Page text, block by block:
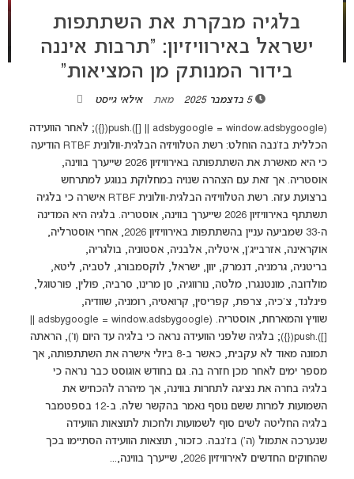
בלגיה מבקרת את השתתפות
ישראל באירוויזיון: “תרבות איננה
בידור המנותק מן המציאות”
5 בדצמבר 2025 מאת אילאי גייסט
(adsbygoogle = window.adsbygoogle || []).push({}); לאחר הוועידה
הכללית בז'נבה הוחלט: רשת הטלוויזיה הבלגית-וולונית RTBF הודיעה
כי היא מאשרת את השתתפותה באירוויזיון 2026 שייערך בווינה,
אוסטריה. אך זאת עם הצהרה שנויה במחלוקת בנוגע למתרחש
ברצועת עזה. רשת הטלוויזיה הבלגית-וולונית RTBF אישרה כי בלגיה
תשתתף באירוויזיון 2026 שייערך בווינה, אוסטריה. בלגיה היא המדינה
ה-33 שמביעה עניין בהשתתפות באירוויזיון 2026, אחרי אוסטרליה,
אוקראינה, אזרבייג'ן, איטליה, אלבניה, אסטוניה, בולגריה,
בריטניה, גרמניה, דנמרק, יוון, ישראל, לוקסמבורג, לטביה, ליטא,
מולדובה, מונטנגרו, מלטה, נורווגיה, סן מרינו, סרביה, פולין, פורטוגל,
פינלנד, צ'כיה, צרפת, קפריסין, קרואטיה, רומניה, שוודיה,
שוויץ והמארחת, אוסטריה. (adsbygoogle = window.adsbygoogle ||
[]).push({}); בלגיה שלפני הוועידה נראה כי בלגיה עד היום (ו'), הראתה
תמונה מאוד לא עקבית, כאשר ב-8 ביולי אישרה את השתתפותה, אך
מספר ימים לאחר מכן חזרה בה. גם בחודש אוגוסט כבר נראה כי
בלגיה בחרה את נציגה לתחרות בווינה, אך מיהרה להכחיש את
השמועות למרות ששם נוסף נאמר בהקשר שלה. ב-12 בספטמבר
בלגיה החליטה לשים סוף לשמועות ולחכות לתוצאות הוועידה
שנערכה אתמול (ה') בז'נבה. כזכור, תוצאות הוועידה הסתיימו בכך
שהחוקים החדשים לאירוויזיון 2026, שייערך בווינה,...